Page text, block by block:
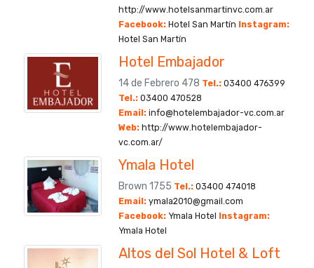
http://www.hotelsanmartinvc.com.ar
Facebook:Hotel San Martín
Instagram:
Hotel San Martín
Hotel Embajador
14 de Febrero 478 Tel.:03400 476399
Tel.:03400 470528
Email:info@hotelembajador-vc.com.ar
Web:http://www.hotelembajador-
vc.com.ar/
Ymala Hotel
Brown 1755 Tel.:03400 474018
Email:ymala2010@gmail.com
Facebook:Ymala Hotel
Instagram:
Ymala Hotel
Altos del Sol Hotel & Loft